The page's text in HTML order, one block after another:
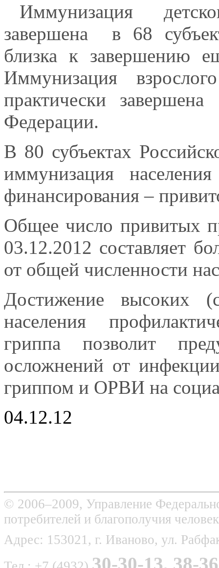
Иммунизация
завершена в 68
близка к завершению
Иммунизация
практически
Федерации.
В 80 субъектах
иммунизация
финансирования –
Общее число привитых
03.12.2012 составляет
от общей численности
Достижение высоких
населения
гриппа позволит
осложнений от
гриппом и ОРВИ на
04.12.12
© 2006–2009, Управление
потребителей и благополучия
Адрес: 153021, г. Иваново, ул.